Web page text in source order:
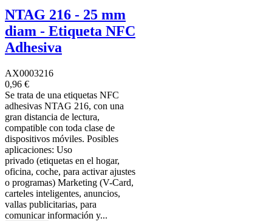
NTAG 216 - 25 mm
diam - Etiqueta NFC
Adhesiva
AX0003216
0,96 €
Se trata de una etiquetas NFC
adhesivas NTAG 216, con una
gran distancia de lectura,
compatible con toda clase de
dispositivos móviles. Posibles
aplicaciones: Uso
privado (etiquetas en el hogar,
oficina, coche, para activar ajustes
o programas) Marketing (V-Card,
carteles inteligentes, anuncios,
vallas publicitarias, para
comunicar información y...